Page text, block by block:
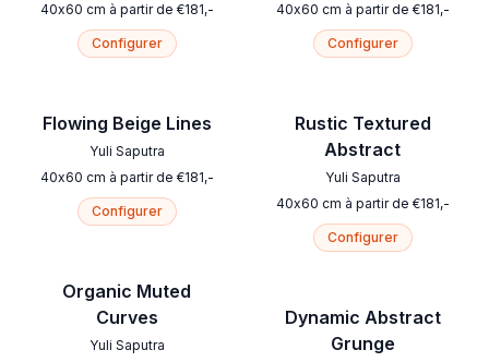
40x60 cm à partir de €181,-
Configurer
Flowing Beige Lines
Yuli Saputra
40x60 cm à partir de €181,-
Configurer
Organic Muted
Curves
Yuli Saputra
40x60 cm à partir de €181,-
Configurer
Rustic Textured
Abstract
Yuli Saputra
40x60 cm à partir de €181,-
Configurer
Dynamic Abstract
Grunge